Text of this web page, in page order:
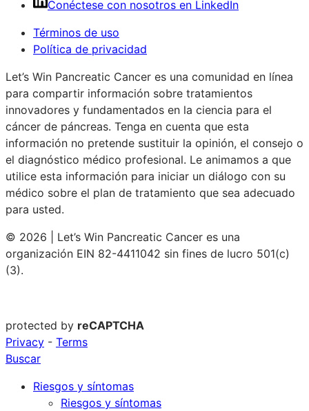
Conéctese con nosotros en LinkedIn
Términos de uso
Política de privacidad
Let’s Win Pancreatic Cancer es una comunidad en línea
para compartir información sobre tratamientos
innovadores y fundamentados en la ciencia para el
cáncer de páncreas. Tenga en cuenta que esta
información no pretende sustituir la opinión, el consejo o
el diagnóstico médico profesional. Le animamos a que
utilice esta información para iniciar un diálogo con su
médico sobre el plan de tratamiento que sea adecuado
para usted.
© 2026 | Let’s Win Pancreatic Cancer es una
organización EIN 82-4411042 sin fines de lucro 501(c)
(3).
protected by reCAPTCHA
Privacy - Terms
Buscar
Riesgos y síntomas
Riesgos y síntomas